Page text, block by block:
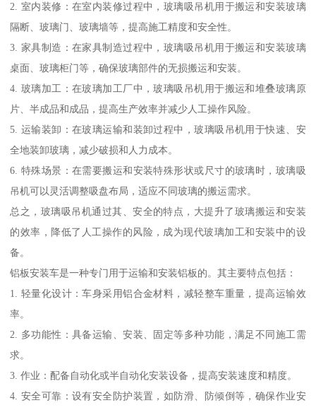
2. 室内装修：在室内装修过程中，玻璃吸吊机用于搬运和安装玻璃
隔断、玻璃门、玻璃墙等，提高施工精度和安全性。
3. 家具制造：在家具制造过程中，玻璃吸吊机用于搬运和安装玻璃
桌面、玻璃柜门等，确保玻璃部件的无损搬运和安装。
4. 玻璃加工：在玻璃加工厂中，玻璃吸吊机用于搬运和堆叠玻璃原
片、半成品和成品，提高生产效率并减少人工操作风险。
5. 运输装卸：在玻璃运输和装卸过程中，玻璃吸吊机用于快速、安
全地装卸玻璃，减少破损和人力成本。
6. 特殊场景：在需要搬运和安装特殊形状或尺寸的玻璃时，玻璃吸
吊机可以灵活调整吸盘布局，适应不同玻璃的搬运需求。
总之，玻璃吸吊机通过其、安全的特点，大提升了玻璃搬运和安装
的效率，降低了人工操作的风险，成为现代玻璃加工和安装中的设
备。
铝板安装车是一种专门用于运输和安装铝板的。其主要特点包括：
1. 轻量化设计：车身采用铝合金材料，减轻整车重量，提高运输效
率。
2. 多功能性：具备运输、安装、固定等多种功能，满足不同施工需
求。
3. 作业：配备自动化或半自动化安装设备，提高安装速度和精度。
4. 安全可靠：设有安全防护装置，如防滑、防倾倒等，确保作业安